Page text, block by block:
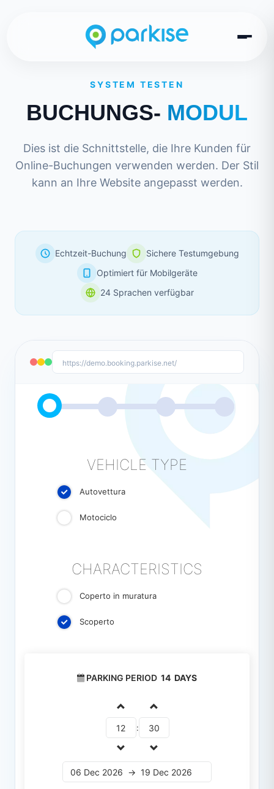
SYSTEM TESTEN
BUCHUNGS- MODUL
Dies ist die Schnittstelle, die Ihre Kunden für
Online-Buchungen verwenden werden. Der Stil
kann an Ihre Website angepasst werden.
Echtzeit-Buchung
Sichere Testumgebung
Optimiert für Mobilgeräte
24 Sprachen verfügbar
https://demo.booking.parkise.net/